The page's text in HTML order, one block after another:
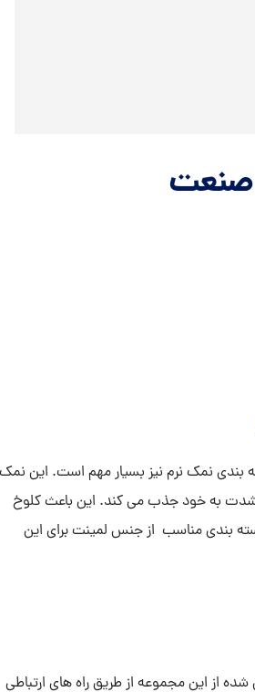
صنعت
بندی نمک نرم نیز بسیار مهم است. این نمک
شدت به خود جذب می کند. این باعث کلوخ
بندی مناسب از جنس لمینت برای این
از این مجموعه از طریق راه های ارتباطی